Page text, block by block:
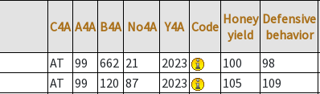
C4A A4A B4A No4A Y4A Code Honey
yield
Defensive
behavior
AT 99 662 21 2023 100 98
AT 99 120 87 2023 105 109